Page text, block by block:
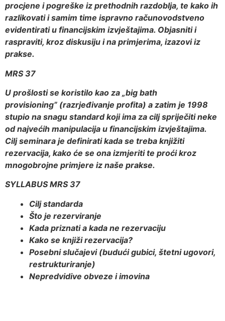
procjene i pogreške iz prethodnih razdoblja, te kako ih
razlikovati i samim time ispravno računovodstveno
evidentirati u financijskim izvještajima. Objasniti i
raspraviti, kroz diskusiju i na primjerima, izazovi iz
prakse.
MRS 37
U prošlosti se koristilo kao za „big bath
provisioning” (razrjeđivanje profita) a zatim je 1998
stupio na snagu standard koji ima za cilj spriječiti neke
od najvećih manipulacija u financijskim izvještajima.
Cilj seminara je definirati kada se treba knjižiti
rezervacija, kako će se ona izmjeriti te proći kroz
mnogobrojne primjere iz naše prakse.
SYLLABUS MRS 37
Cilj standarda
Što je rezerviranje
Kada priznati a kada ne rezervaciju
Kako se knjiži rezervacija?
Posebni slučajevi (budući gubici, štetni ugovori,
restrukturiranje)
Nepredvidive obveze i imovina